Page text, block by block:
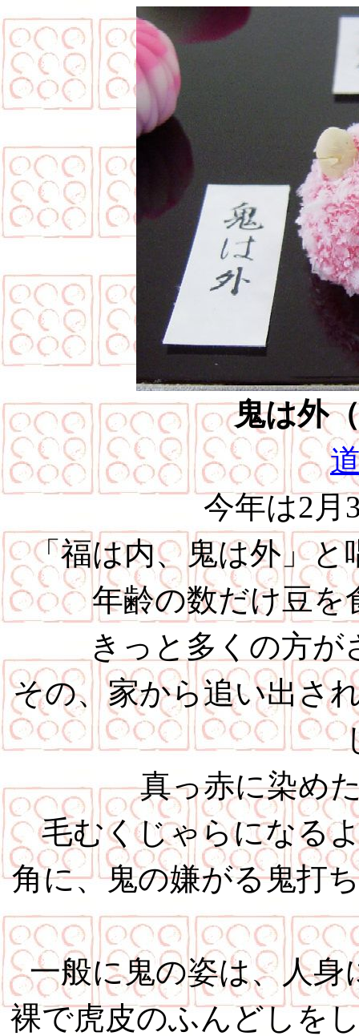
鬼は外
今年は2月
「福は内、鬼は外」
年齢の数だけ豆を
きっと多くの方
その、家から追い出さ
真っ赤に染め
毛むくじゃらになる
角に、鬼の嫌がる鬼打
一般に鬼の姿は、人
裸で虎皮のふんどしを